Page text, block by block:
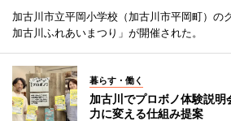
加古川市立平岡小学校（加古川市平岡町）の
加古川ふれあいまつり」が開催された。
暮らす・働く
加古川でプロボノ体験説
力に変える仕組み提案